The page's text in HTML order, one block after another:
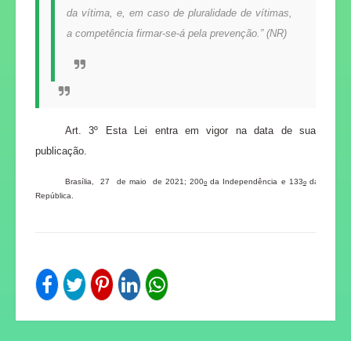
da vítima, e, em caso de pluralidade de vítimas,
a competência firmar-se-á pela prevenção.” (NR)
Art. 3º Esta Lei entra em vigor na data de sua
publicação.
Brasília, 27 de maio de 2021; 200o da Independência e 133oda
República.